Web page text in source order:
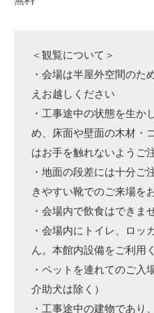
＜観覧について＞
・会場は半屋外空間のた
えお越しください
・工事途中の状態を生か
め、床面や壁面の木材・
はお手を触れないようご
・地面の段差には十分ご
きやすい靴でのご来場を
・会場内で飲食はできま
・会場内にトイレ、ロッ
ん。本館内設備をご利用
・ペットを連れてのご入
介助犬は除く）
・工事途中の建物であり